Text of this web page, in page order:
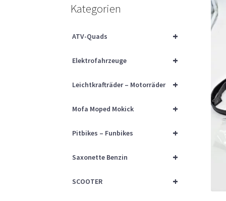
Kategorien
+
ATV-Quads
+
Elektrofahrzeuge
+
Leichtkrafträder – Motorräder
+
Mofa Moped Mokick
+
Pitbikes – Funbikes
+
Saxonette Benzin
+
SCOOTER